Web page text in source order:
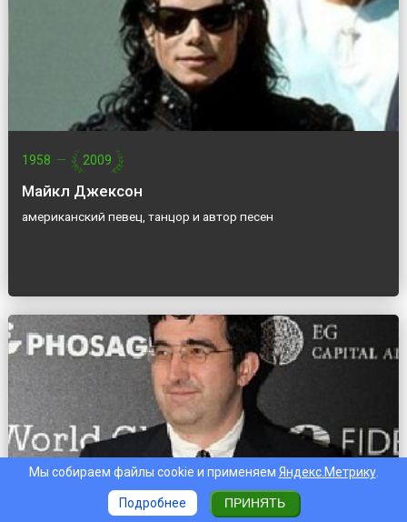
1958 — 2009
Майкл Джексон
американский певец, танцор и автор песен
Мы собираем файлы cookie и применяем Яндекс.Метрику.
Подробнее ПРИНЯТЬ